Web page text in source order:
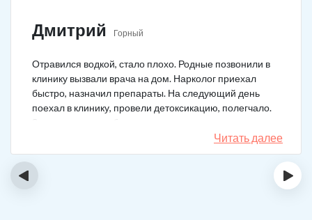
Дмитрий Горный
Отравился водкой, стало плохо. Родные позвонили в
клинику вызвали врача на дом. Нарколог приехал
быстро, назначил препараты. На следующий день
поехал в клинику, провели детоксикацию, полегчало.
Записался на реабилитацию, прошел и теперь думаю,
что в рот водку больше не возьму. Так намучался и
испугался.
Читать далее
‹ ›